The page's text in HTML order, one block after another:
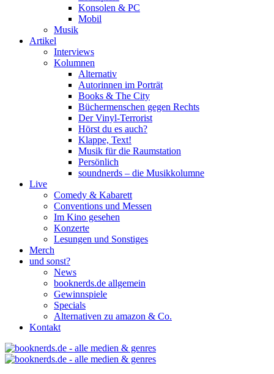
Konsolen & PC
Mobil
Musik
Artikel
Interviews
Kolumnen
Alternativ
Autorinnen im Porträt
Books & The City
Büchermenschen gegen Rechts
Der Vinyl-Terrorist
Hörst du es auch?
Klappe, Text!
Musik für die Raumstation
Persönlich
soundnerds – die Musikkolumne
Live
Comedy & Kabarett
Conventions und Messen
Im Kino gesehen
Konzerte
Lesungen und Sonstiges
Merch
und sonst?
News
booknerds.de allgemein
Gewinnspiele
Specials
Alternativen zu amazon & Co.
Kontakt